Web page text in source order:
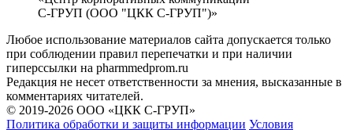
С-ГРУП (ООО "ЦКК С-ГРУП")»
Любое использование материалов сайта допускается только
при соблюдении правил перепечатки и при наличии
гиперссылки на pharmmedprom.ru
Редакция не несет ответственности за мнения, высказанные в
комментариях читателей.
© 2019-2026 ООО «ЦКК С-ГРУП»
Политика обработки и защиты информации Условия